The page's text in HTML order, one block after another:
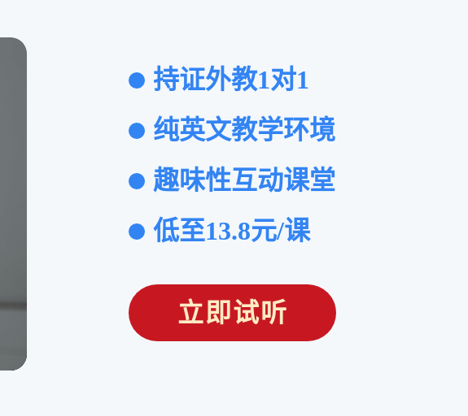
持证外教1对1
纯英文教学环境
趣味性互动课堂
低至13.8元/课
立即试听